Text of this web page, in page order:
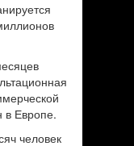
в Европе.
человек